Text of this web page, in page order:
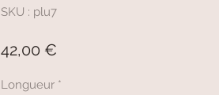
SKU : plu7
42,00 €
Longueur *